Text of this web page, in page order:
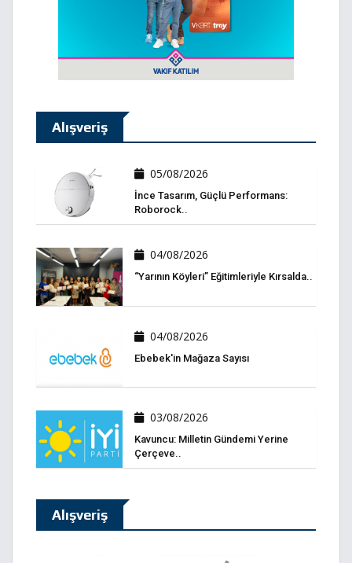
Alışveriş
05/08/2026
İnce Tasarım, Güçlü Performans:
Roborock..
04/08/2026
“Yarının Köyleri” Eğitimleriyle Kırsalda..
04/08/2026
Ebebek'in Mağaza Sayısı
03/08/2026
Kavuncu: Milletin Gündemi Yerine
Çerçeve..
Alışveriş